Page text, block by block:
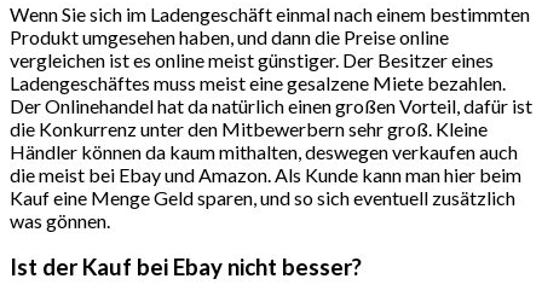
Wenn Sie sich im Ladengeschäft einmal nach einem bestimmten
Produkt umgesehen haben, und dann die Preise online
vergleichen ist es online meist günstiger. Der Besitzer eines
Ladengeschäftes muss meist eine gesalzene Miete bezahlen.
Der Onlinehandel hat da natürlich einen großen Vorteil, dafür ist
die Konkurrenz unter den Mitbewerbern sehr groß. Kleine
Händler können da kaum mithalten, deswegen verkaufen auch
die meist bei Ebay und Amazon. Als Kunde kann man hier beim
Kauf eine Menge Geld sparen, und so sich eventuell zusätzlich
was gönnen.
Ist der Kauf bei Ebay nicht besser?